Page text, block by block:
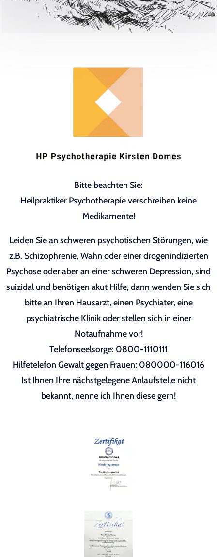
Bitte beachten Sie:
Heilpraktiker Psychotherapie verschreiben keine
Medikamente!
Leiden Sie an schweren psychotischen Störungen, wie
z.B. Schizophrenie, Wahn oder einer drogenindizierten
Psychose oder aber an einer schweren Depression, sind
suizidal und benötigen akut Hilfe, dann wenden Sie sich
bitte an Ihren Hausarzt, einen Psychiater, eine
psychiatrische Klinik oder stellen sich in einer
Notaufnahme vor!
Telefonseelsorge: 0800-1110111
Hilfetelefon Gewalt gegen Frauen: 080000-116016
Ist Ihnen Ihre nächstgelegene Anlaufstelle nicht
bekannt, nenne ich Ihnen diese gern!